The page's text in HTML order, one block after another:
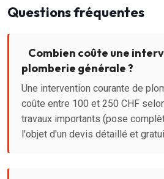
Questions fréquentes
Combien coûte une
plomberie générale ?
Une intervention courante de
coûte entre 100 et 250 CHF
travaux importants (pose
l'objet d'un devis détaillé et